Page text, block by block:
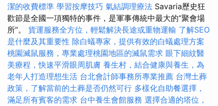
潔的收費標準 學習按摩技巧 氣結調理療法 Savaria歷史狂
歡節是全國一項獨特的事件，是軍事傳統中最大的“聚會場
所”。 貨運服務全方位，輕鬆解決長途或重物運輸 了解SEO
是什麼及其重要性 除白蟻專家，提供有效的白蟻處理方案
桃園滅鼠服務，專業處理桃園地區的滅鼠需求 眼下細紋醫
美療程，快速平滑眼周肌膚 養生村，結合健康與養生，為
老年人打造理想生活 台北會計師事務所專業推薦 台灣土葬
政策，了解當前的土葬是否仍然可行 多樣化自助餐選擇，
滿足所有賓客的需求 台中養生會館服務 選擇合適的塔位，